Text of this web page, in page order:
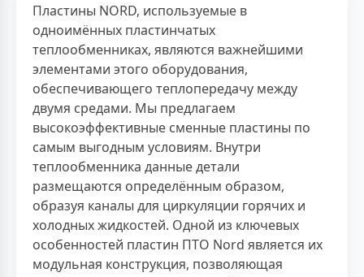
Пластины NORD, используемые в
одноимённых пластинчатых
теплообменниках, являются важнейшими
элементами этого оборудования,
обеспечивающего теплопередачу между
двумя средами. Мы предлагаем
высокоэффективные сменные пластины по
самым выгодным условиям. Внутри
теплообменника данные детали
размещаются определённым образом,
образуя каналы для циркуляции горячих и
холодных жидкостей. Одной из ключевых
особенностей пластин ПТО Nord является их
модульная конструкция, позволяющая